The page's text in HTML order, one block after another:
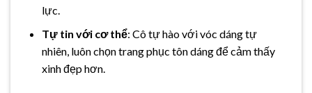
lực.
Tự tin với cơ thể: Cô tự hào với vóc dáng tự
nhiên, luôn chọn trang phục tôn dáng để cảm thấy
xinh đẹp hơn.